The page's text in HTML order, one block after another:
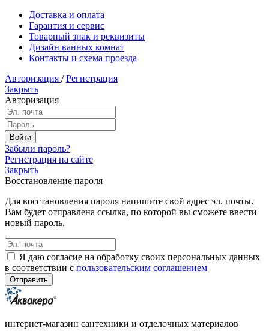
Доставка и оплата
Гарантия и сервис
Товарный знак и реквизиты
Дизайн ванных комнат
Контакты и схема проезда
Авторизация / Регистрация
Закрыть
Авторизация
Забыли пароль?
Регистрация на сайте
Закрыть
Восстановление пароля
Для восстановления пароля напишите свой адрес эл. почты.
Вам будет отправлена ссылка, по которой вы сможете ввести
новый пароль.
Я даю согласие на обработку своих персональных данных
в соответствии с пользовательским соглашением
интернет-магазин сантехники и отделочных материалов